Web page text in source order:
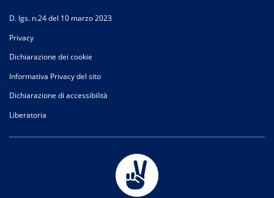
D. lgs. n.24 del 10 marzo 2023
Privacy
Dichiarazione dei cookie
Informativa Privacy del sito
Dichiarazione di accessibilità
Liberatoria